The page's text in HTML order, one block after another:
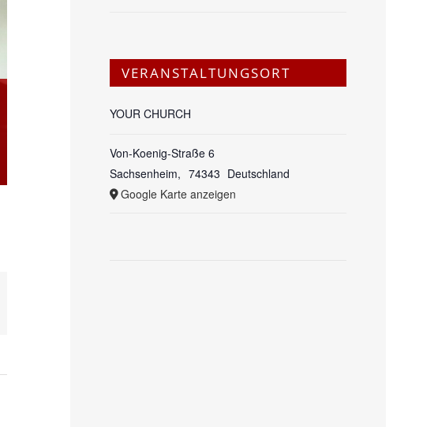
VERANSTALTUNGSORT
YOUR CHURCH
Von-Koenig-Straße 6
Sachsenheim, 74343 Deutschland
Google Karte anzeigen